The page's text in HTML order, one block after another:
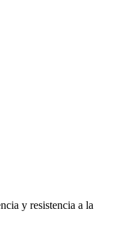
y resistencia a la